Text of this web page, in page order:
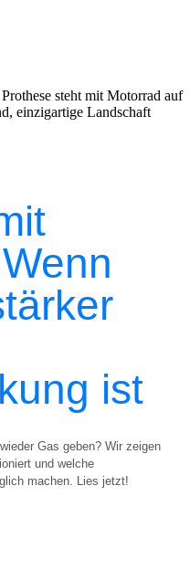
ist
Gas geben? Wir zeigen
und welche
machen. Lies jetzt!